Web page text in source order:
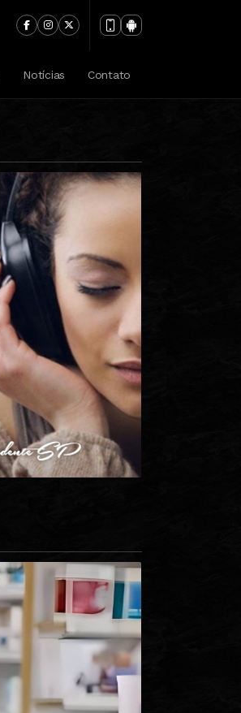
Notícias Contato